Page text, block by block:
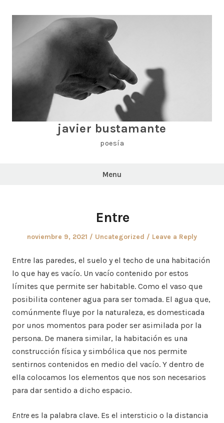
javier bustamante
poesía
Menu
Entre
Posted
noviembre 9, 2021
Posted
Uncategorized Leave a Reply
Entre las paredes, el suelo y el techo de una habitación
lo que hay es vacío. Un vacío contenido por estos
límites que permite ser habitable. Como el vaso que
posibilita contener agua para ser tomada. El agua que,
comúnmente fluye por la naturaleza, es domesticada
por unos momentos para poder ser asimilada por la
persona. De manera similar, la habitación es una
construcción física y simbólica que nos permite
sentirnos contenidos en medio del vacío. Y dentro de
ella colocamos los elementos que nos son necesarios
para dar sentido a dicho espacio.
Entre es la palabra clave. Es el intersticio o la distancia